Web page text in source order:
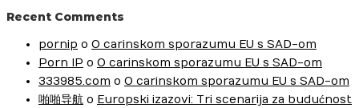
Recent Comments
pornip o O carinskom sporazumu EU s SAD-om
Porn IP o O carinskom sporazumu EU s SAD-om
333985.com o O carinskom sporazumu EU s SAD-om
啪啪导航 o Europski izazovi: Tri scenarija za budućnost